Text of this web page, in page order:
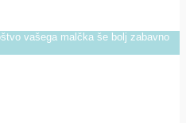
vašega malčka še bolj zabavno